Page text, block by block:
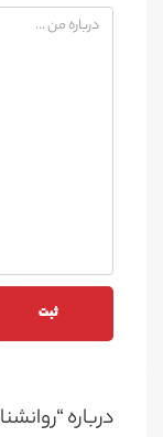
درباره